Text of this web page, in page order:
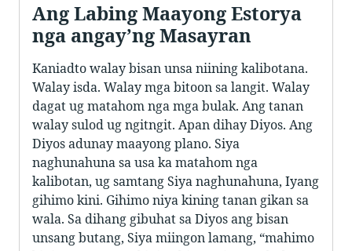
Ang Labing Maayong Estorya
nga angay’ng Masayran
Kaniadto walay bisan unsa niining kalibotana.
Walay isda. Walay mga bitoon sa langit. Walay
dagat ug matahom nga mga bulak. Ang tanan
walay sulod ug ngitngit. Apan dihay Diyos. Ang
Diyos adunay maayong plano. Siya
naghunahuna sa usa ka matahom nga
kalibotan, ug samtang Siya naghunahuna, Iyang
gihimo kini. Gihimo niya kining tanan gikan sa
wala. Sa dihang gibuhat sa Diyos ang bisan
unsang butang, Siya miingon lamang, “mahimo